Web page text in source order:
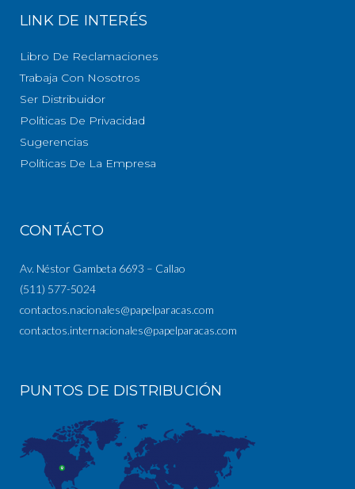
LINK DE INTERÉS
Libro De Reclamaciones
Trabaja Con Nosotros
Ser Distribuidor
Políticas De Privacidad
Sugerencias
Políticas De La Empresa
CONTÁCTO
Av. Néstor Gambeta 6693 – Callao
(511) 577-5024
contactos.nacionales@papelparacas.com
contactos.internacionales@papelparacas.com
PUNTOS DE DISTRIBUCIÓN